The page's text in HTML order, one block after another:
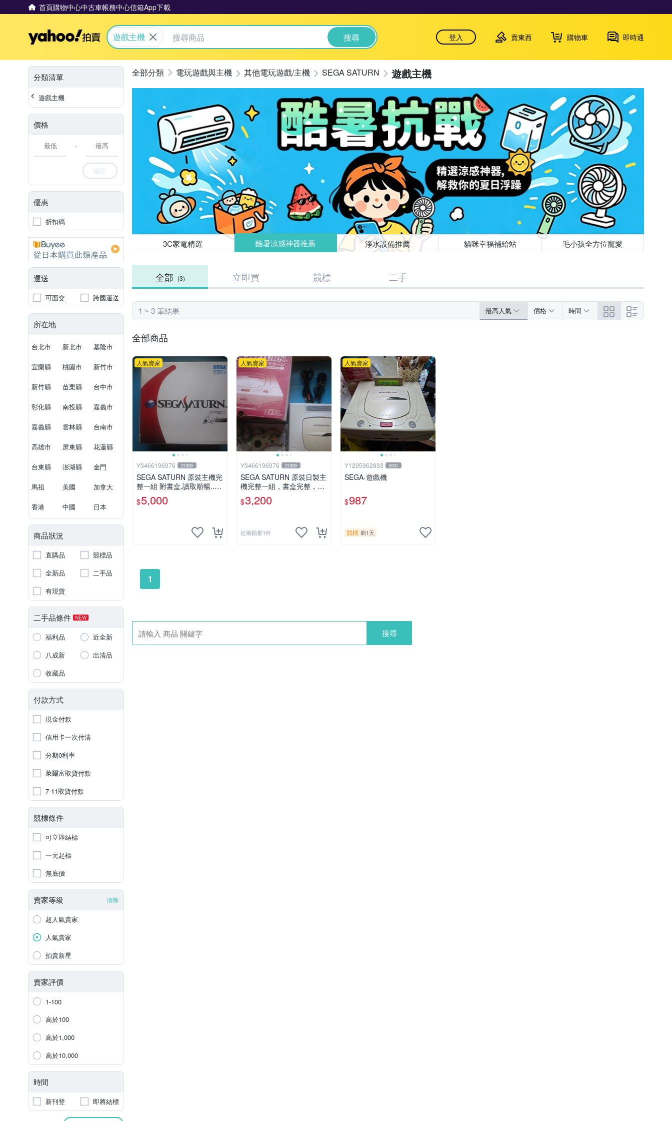
首頁購物中心中古車帳務中心信箱App下載
Yahoo拍賣
遊戲主機 搜尋 登入 賣東西 購物車 即時通
分類清單
遊戲主機
價格
-
確定
優惠
折扣碼
運送
可面交 跨國運送
所在地
台北市 新北市 基隆市
宜蘭縣 桃園市 新竹市
新竹縣 苗栗縣 台中市
彰化縣 南投縣 嘉義市
嘉義縣 雲林縣 台南市
高雄市 屏東縣 花蓮縣
台東縣 澎湖縣 金門
馬祖 美國 加拿大
香港 中國 日本
商品狀況
直購品
競標品
全新品
二手品
有現貨
二手品條件 NEW
福利品
近全新
八成新
出清品
收藏品
付款方式
現金付款
信用卡一次付清
分期0利率
萊爾富取貨付款
7-11取貨付款
競標條件
可立即結標
一元起標
無底價
賣家等級 清除
超人氣賣家
人氣賣家
拍賣新星
賣家評價
1-100
高於100
高於1,000
高於10,000
時間
新刊登 即將結標
電玩遊戲與主機 其他電玩遊戲/主機 SEGA SATURN 遊戲主機
3C家電精選 酷暑涼感神器推薦 淨水設備推薦 貓咪幸福補給站 毛小孩全方位寵愛
全部 (3) 立即買 競標 二手
1 ~ 3 筆結果 最高人氣 價格 時間
全部商品
人氣賣家
Y3466196976 2089
SEGA SATURN 原裝主機完
整一組 附書盒.讀取順暢..不
挑片 主機沒什麼使用.功能
良好 如圖圖片內容為實物
$5,000
人氣賣家
Y3466196976 2089
SEGA SATURN 原裝日製主
機完整一組，書盒完整，外
盒序號相同.讀取順暢.圖片
內容為實物
$3,200
近期銷量1件
人氣賣家
Y1295962833 830
SEGA-遊戲機
$987
競標 剩1天
1
搜尋